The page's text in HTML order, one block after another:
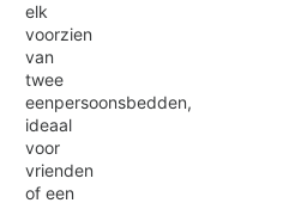
elk
voorzien
van
twee
eenpersoonsbedden,
ideaal
voor
vrienden
of een